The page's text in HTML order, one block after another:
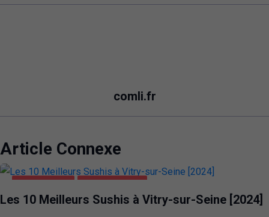
comli.fr
Article Connexe
Les 10 Meilleurs Sushis à Vitry-sur-Seine [2024]